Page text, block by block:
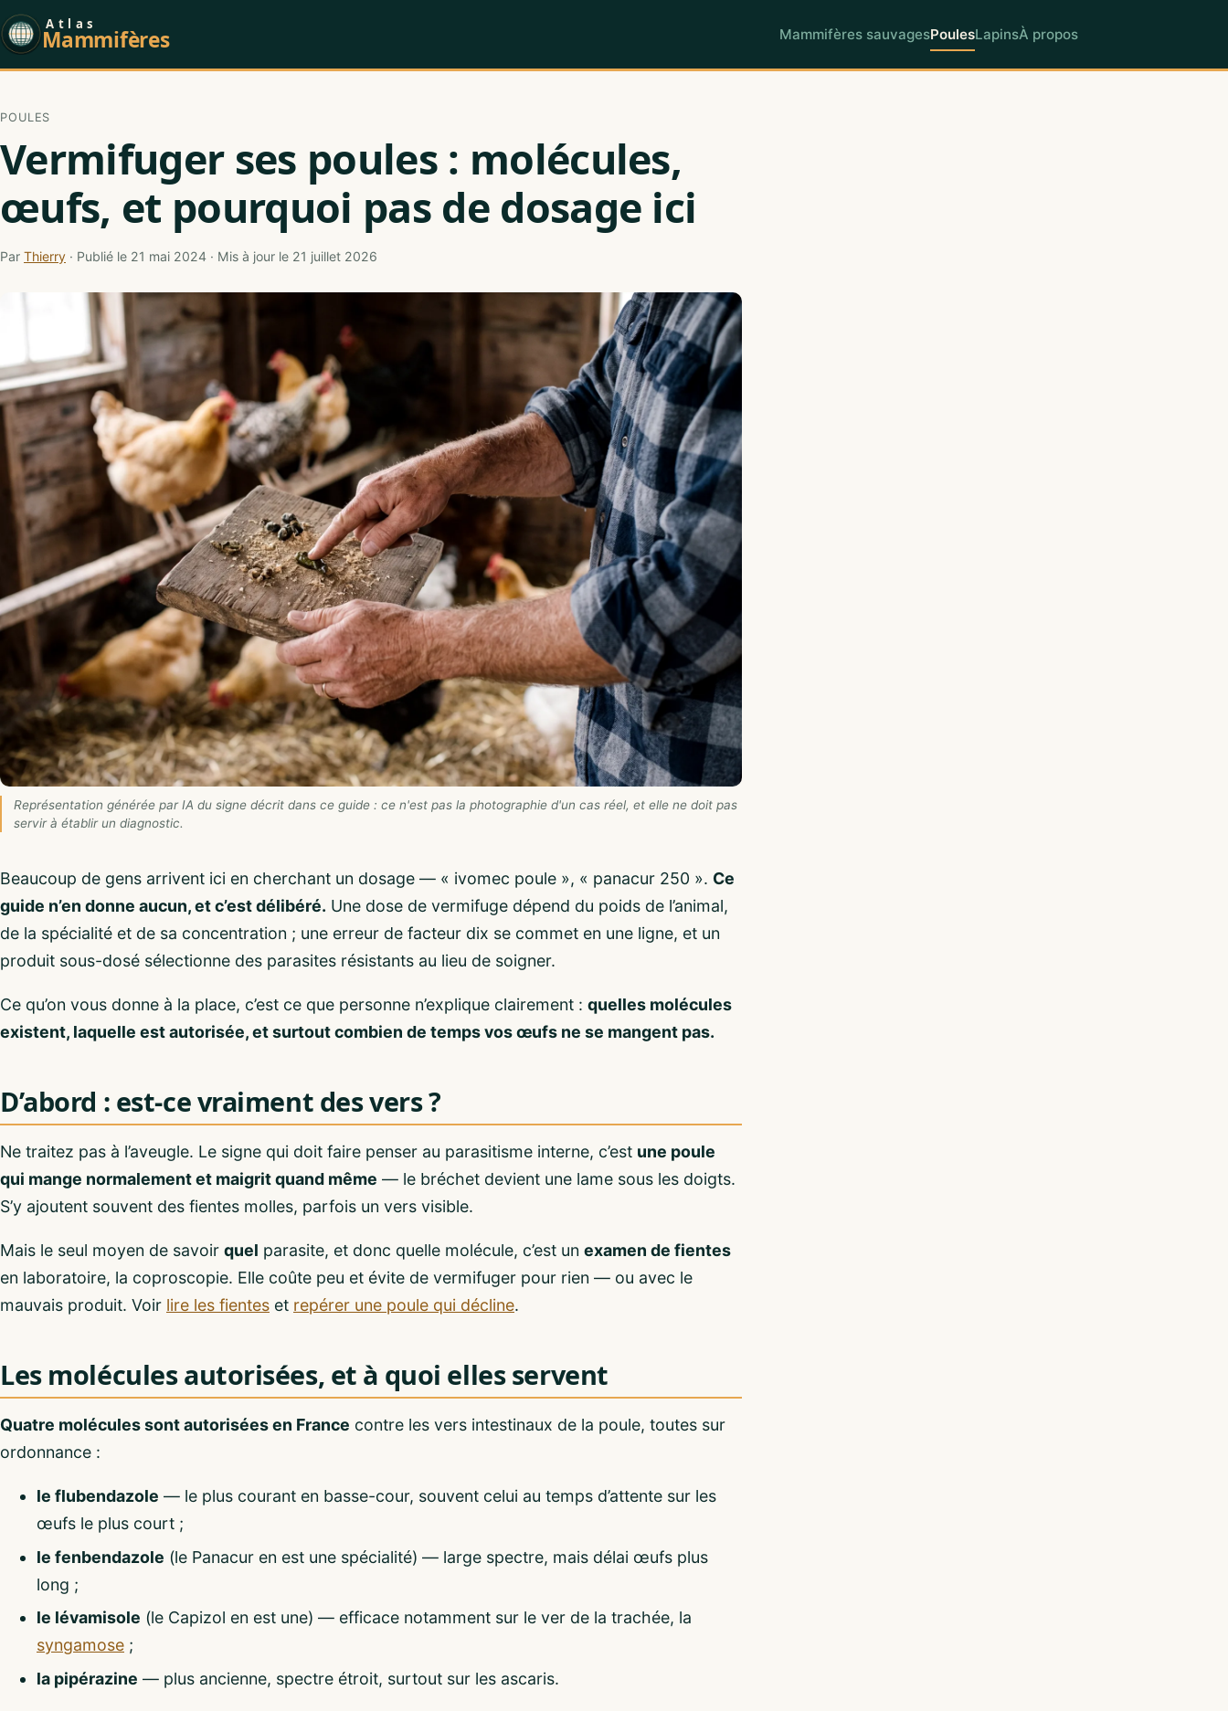
Atlas
Mammifères Mammifères sauvagesPoulesLapinsÀ propos
POULES
Vermifuger ses poules : molécules,
œufs, et pourquoi pas de dosage ici
Par Thierry · Publié le 21 mai 2024 · Mis à jour le 21 juillet 2026
Représentation générée par IA du signe décrit dans ce guide : ce n'est pas la photographie d'un cas réel, et elle ne doit pas
servir à établir un diagnostic.
Beaucoup de gens arrivent ici en cherchant un dosage — « ivomec poule », « panacur 250 ». Ce
guide n’en donne aucun, et c’est délibéré. Une dose de vermifuge dépend du poids de l’animal,
de la spécialité et de sa concentration ; une erreur de facteur dix se commet en une ligne, et un
produit sous-dosé sélectionne des parasites résistants au lieu de soigner.
Ce qu’on vous donne à la place, c’est ce que personne n’explique clairement : quelles molécules
existent, laquelle est autorisée, et surtout combien de temps vos œufs ne se mangent pas.
D’abord : est-ce vraiment des vers ?
Ne traitez pas à l’aveugle. Le signe qui doit faire penser au parasitisme interne, c’est une poule
qui mange normalement et maigrit quand même — le bréchet devient une lame sous les doigts.
S’y ajoutent souvent des fientes molles, parfois un vers visible.
Mais le seul moyen de savoir quel parasite, et donc quelle molécule, c’est un examen de fientes
en laboratoire, la coproscopie. Elle coûte peu et évite de vermifuger pour rien — ou avec le
mauvais produit. Voir lire les fientes et repérer une poule qui décline.
Les molécules autorisées, et à quoi elles servent
Quatre molécules sont autorisées en France contre les vers intestinaux de la poule, toutes sur
ordonnance :
le flubendazole — le plus courant en basse-cour, souvent celui au temps d’attente sur les
œufs le plus court ;
le fenbendazole (le Panacur en est une spécialité) — large spectre, mais délai œufs plus
long ;
le lévamisole (le Capizol en est une) — efficace notamment sur le ver de la trachée, la
syngamose ;
la pipérazine — plus ancienne, spectre étroit, surtout sur les ascaris.